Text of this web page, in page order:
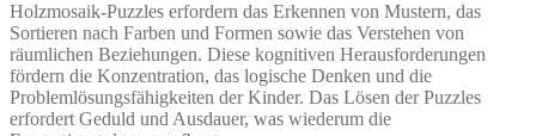
Holzmosaik-Puzzles erfordern das Erkennen von Mustern, das
Sortieren nach Farben und Formen sowie das Verstehen von
räumlichen Beziehungen. Diese kognitiven Herausforderungen
fördern die Konzentration, das logische Denken und die
Problemlösungsfähigkeiten der Kinder. Das Lösen der Puzzles
erfordert Geduld und Ausdauer, was wiederum die